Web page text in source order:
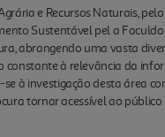
e Recursos Naturais,
Sustentável pel a
abrangendo uma vasta
à relevância da
à investigação desta área
tornar acessível ao